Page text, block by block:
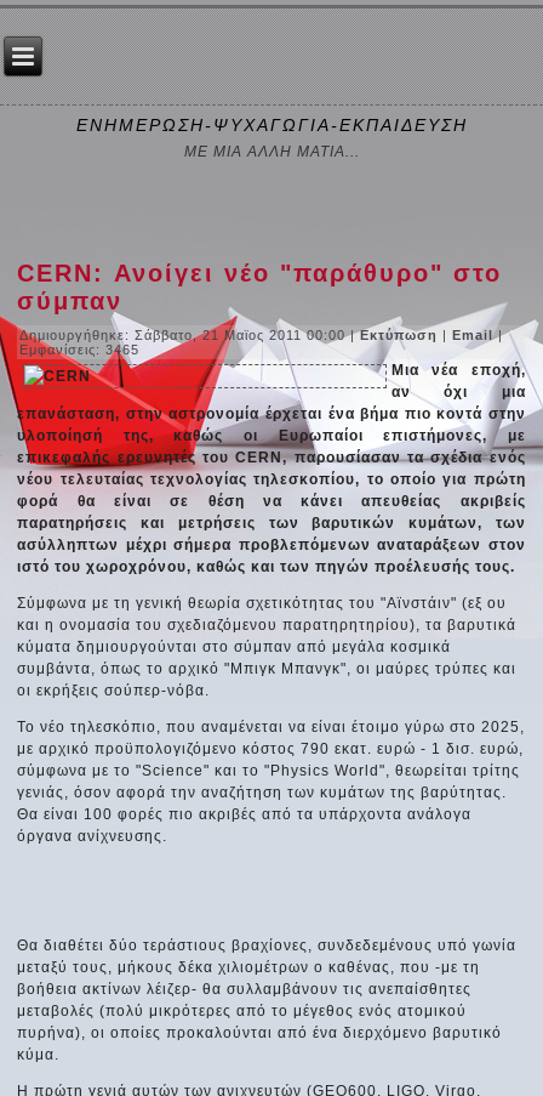
ΕΝΗΜΕΡΩΣΗ-ΨΥΧΑΓΩΓΙΑ-ΕΚΠΑΙΔΕΥΣΗ
ΜΕ ΜΙΑ ΑΛΛΗ ΜΑΤΙΑ...
CERN: Ανοίγει νέο "παράθυρο" στο
σύμπαν
Δημιουργήθηκε: Σάββατο, 21 Μαϊος 2011 00:00|Εκτύπωση |Email|
Εμφανίσεις: 3465
Μια νέα εποχή,
αν όχι μια
επανάσταση, στην αστρονομία έρχεται ένα βήμα πιο κοντά στην
υλοποίησή της, καθώς οι Ευρωπαίοι επιστήμονες, με
επικεφαλής ερευνητές του CERN, παρουσίασαν τα σχέδια ενός
νέου τελευταίας τεχνολογίας τηλεσκοπίου, το οποίο για πρώτη
φορά θα είναι σε θέση να κάνει απευθείας ακριβείς
παρατηρήσεις και μετρήσεις των βαρυτικών κυμάτων, των
ασύλληπτων μέχρι σήμερα προβλεπόμενων αναταράξεων στον
ιστό του χωροχρόνου, καθώς και των πηγών προέλευσής τους.
Σύμφωνα με τη γενική θεωρία σχετικότητας του "Αϊνστάιν" (εξ ου
και η ονομασία του σχεδιαζόμενου παρατηρητηρίου), τα βαρυτικά
κύματα δημιουργούνται στο σύμπαν από μεγάλα κοσμικά
συμβάντα, όπως το αρχικό "Μπιγκ Μπανγκ", οι μαύρες τρύπες και
οι εκρήξεις σούπερ-νόβα.
Το νέο τηλεσκόπιο, που αναμένεται να είναι έτοιμο γύρω στο 2025,
με αρχικό προϋπολογιζόμενο κόστος 790 εκατ. ευρώ - 1 δισ. ευρώ,
σύμφωνα με το "Science" και το "Physics World", θεωρείται τρίτης
γενιάς, όσον αφορά την αναζήτηση των κυμάτων της βαρύτητας.
Θα είναι 100 φορές πιο ακριβές από τα υπάρχοντα ανάλογα
όργανα ανίχνευσης.
Θα διαθέτει δύο τεράστιους βραχίονες, συνδεδεμένους υπό γωνία
μεταξύ τους, μήκους δέκα χιλιομέτρων ο καθένας, που -με τη
βοήθεια ακτίνων λέιζερ- θα συλλαμβάνουν τις ανεπαίσθητες
μεταβολές (πολύ μικρότερες από το μέγεθος ενός ατομικού
πυρήνα), οι οποίες προκαλούνται από ένα διερχόμενο βαρυτικό
κύμα.
Η πρώτη γενιά αυτών των ανιχνευτών (GEO600, LIGO, Virgo,